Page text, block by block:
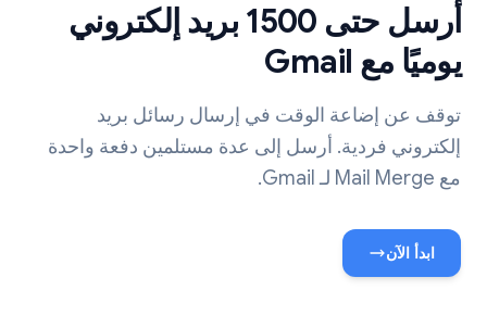
أرسل حتى 1500 بريد إلكتروني
يوميًا مع Gmail
توقف عن إضاعة الوقت في إرسال رسائل بريد
إلكتروني فردية. أرسل إلى عدة مستلمين دفعة واحدة
مع Mail Merge لـ Gmail.
ابدأ الآن